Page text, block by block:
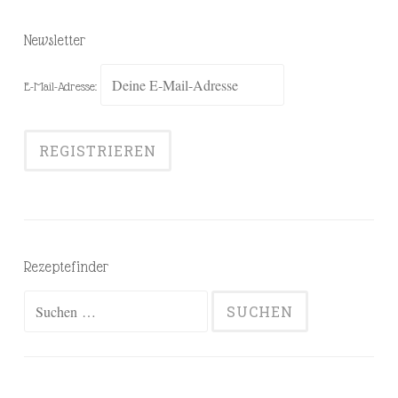
Newsletter
E-Mail-Adresse:
Rezeptefinder